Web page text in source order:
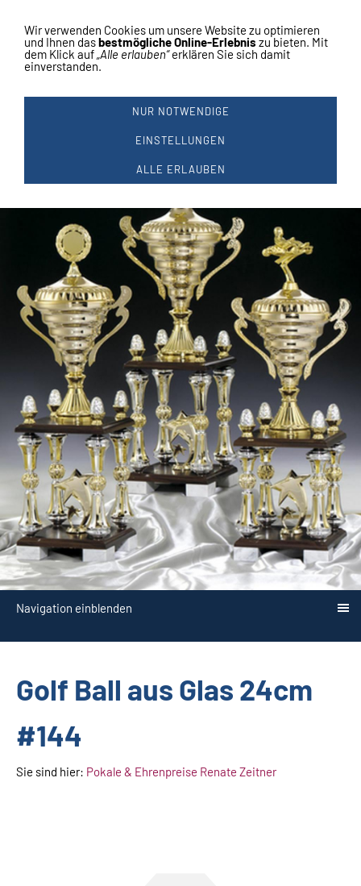
09726/3444
Renate Zeitner, 97464
Oberwerrn
Navigation einblenden
Golf Ball aus Glas 24cm
#144
Sie sind hier: Pokale & Ehrenpreise Renate Zeitner
Wir verwenden Cookies um unsere Website zu optimieren
und Ihnen dasbestmögliche Online-Erlebnis zu bieten. Mit
dem Klick auf„Alle erlauben“erklären Sie sich damit
einverstanden.
NUR NOTWENDIGE
EINSTELLUNGEN
ALLE ERLAUBEN